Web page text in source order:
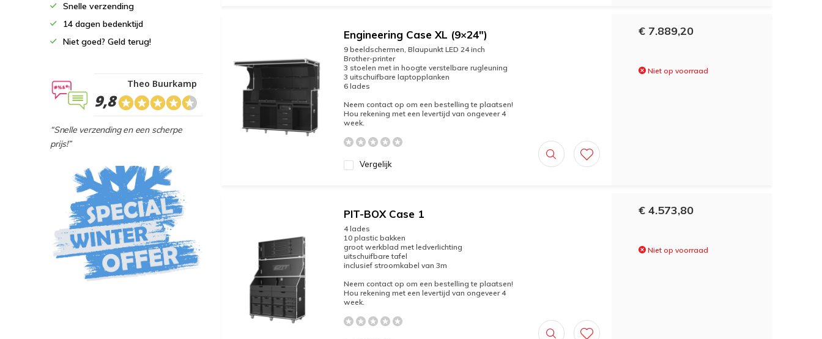
Engineering Case XL (9×24″)
9 beeldschermen, Blaupunkt LED 24 inch
Brother-printer
3 stoelen met in hoogte verstelbare rugleuning
3 uitschuifbare laptopplanken
6 lades
Neem contact op om een bestelling te plaatsen!
Hou rekening met een levertijd van ongeveer 4
week.
Vergelijk
€ 7.889,20
Niet op voorraad
PIT-BOX Case 1
4 lades
10 plastic bakken
groot werkblad met ledverlichting
uitschuifbare tafel
inclusief stroomkabel van 3m
Neem contact op om een bestelling te plaatsen!
Hou rekening met een levertijd van ongeveer 4
week.
€ 4.573,80
Niet op voorraad
Snelle verzending
14 dagen bedenktijd
Niet goed? Geld terug!
9,8
Theo Buurkamp
“Snelle verzending en een scherpe
prijs!”